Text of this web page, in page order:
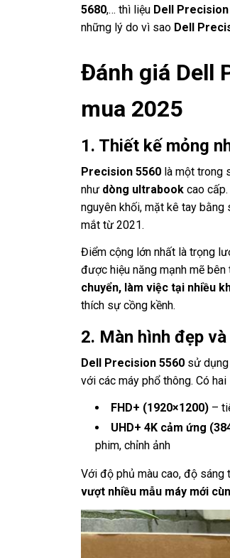
5680,… thì liệu Dell
những lý do vì sao Dell
Đánh giá Dell
mua 2025
1. Thiết kế mỏng
Precision 5560 là một trong
như dòng ultrabook cao
nguyên khối, mặt kê tay bằng
mắt từ 2021.
Điểm cộng lớn nhất là trọng
được hiệu năng mạnh mẽ
chuyển, làm việc tại nhiều
thích sự cồng kềnh.
2. Màn hình đẹp
Dell Precision 5560 sử
với các máy phổ thông. Có hai
FHD+ (1920×1200) –
UHD+ 4K cảm ứng
phim, chỉnh ảnh
Với độ phủ màu cao, độ sáng
vượt nhiều mẫu máy mới